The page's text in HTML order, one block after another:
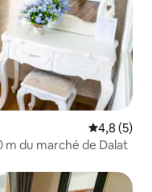
Évaluation
4,8 (5)
m du marché de Dalat